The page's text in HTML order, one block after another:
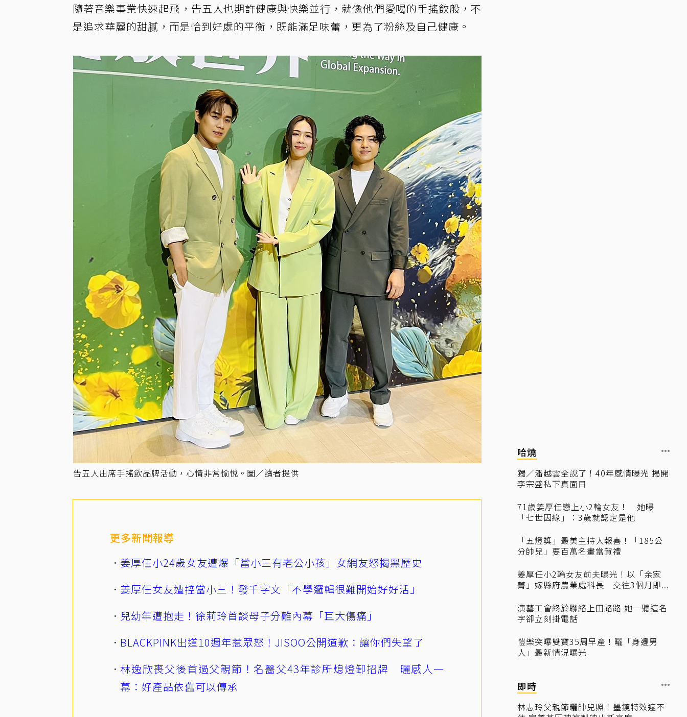
隨著音樂事業快速起飛，告五人也期許健康與快樂並行，就像他們愛喝的手搖飲般，不
是追求華麗的甜膩，而是恰到好處的平衡，既能滿足味蕾，更為了粉絲及自己健康。
告五人出席手搖飲品牌活動，心情非常愉悅。圖／讀者提供
更多新聞報導
姜厚任小24歲女友遭爆「當小三有老公小孩」女網友怒揭黑歷史
姜厚任女友遭控當小三！發千字文「不學邏輯很難開始好好活」
兒幼年遭抱走！徐莉玲首談母子分離內幕「巨大傷痛」
BLACKPINK出道10週年惹眾怒！JISOO公開道歉：讓你們失望了
林逸欣喪父後首過父親節！名醫父43年診所熄燈卸招牌 曬感人一
幕：好產品依舊可以傳承
哈燒
獨／潘越雲全說了！40年感情曝光 揭開
李宗盛私下真面目
71歲姜厚任戀上小2輪女友！ 她曝
「七世因緣」：3歲就認定是他
「五燈獎」最美主持人報喜！「185公
分帥兒」要百萬名畫當賀禮
姜厚任小2輪女友前夫曝光！以「余家
菁」嫁縣府農業處科長 交往3個月即...
演藝工會終於聯絡上田路路 她一聽這名
字卻立刻掛電話
愷樂突曝雙寶35周早產！曬「身邊男
人」最新情況曝光
即時
林志玲父親節曬帥兒照！墨鏡特效遮不